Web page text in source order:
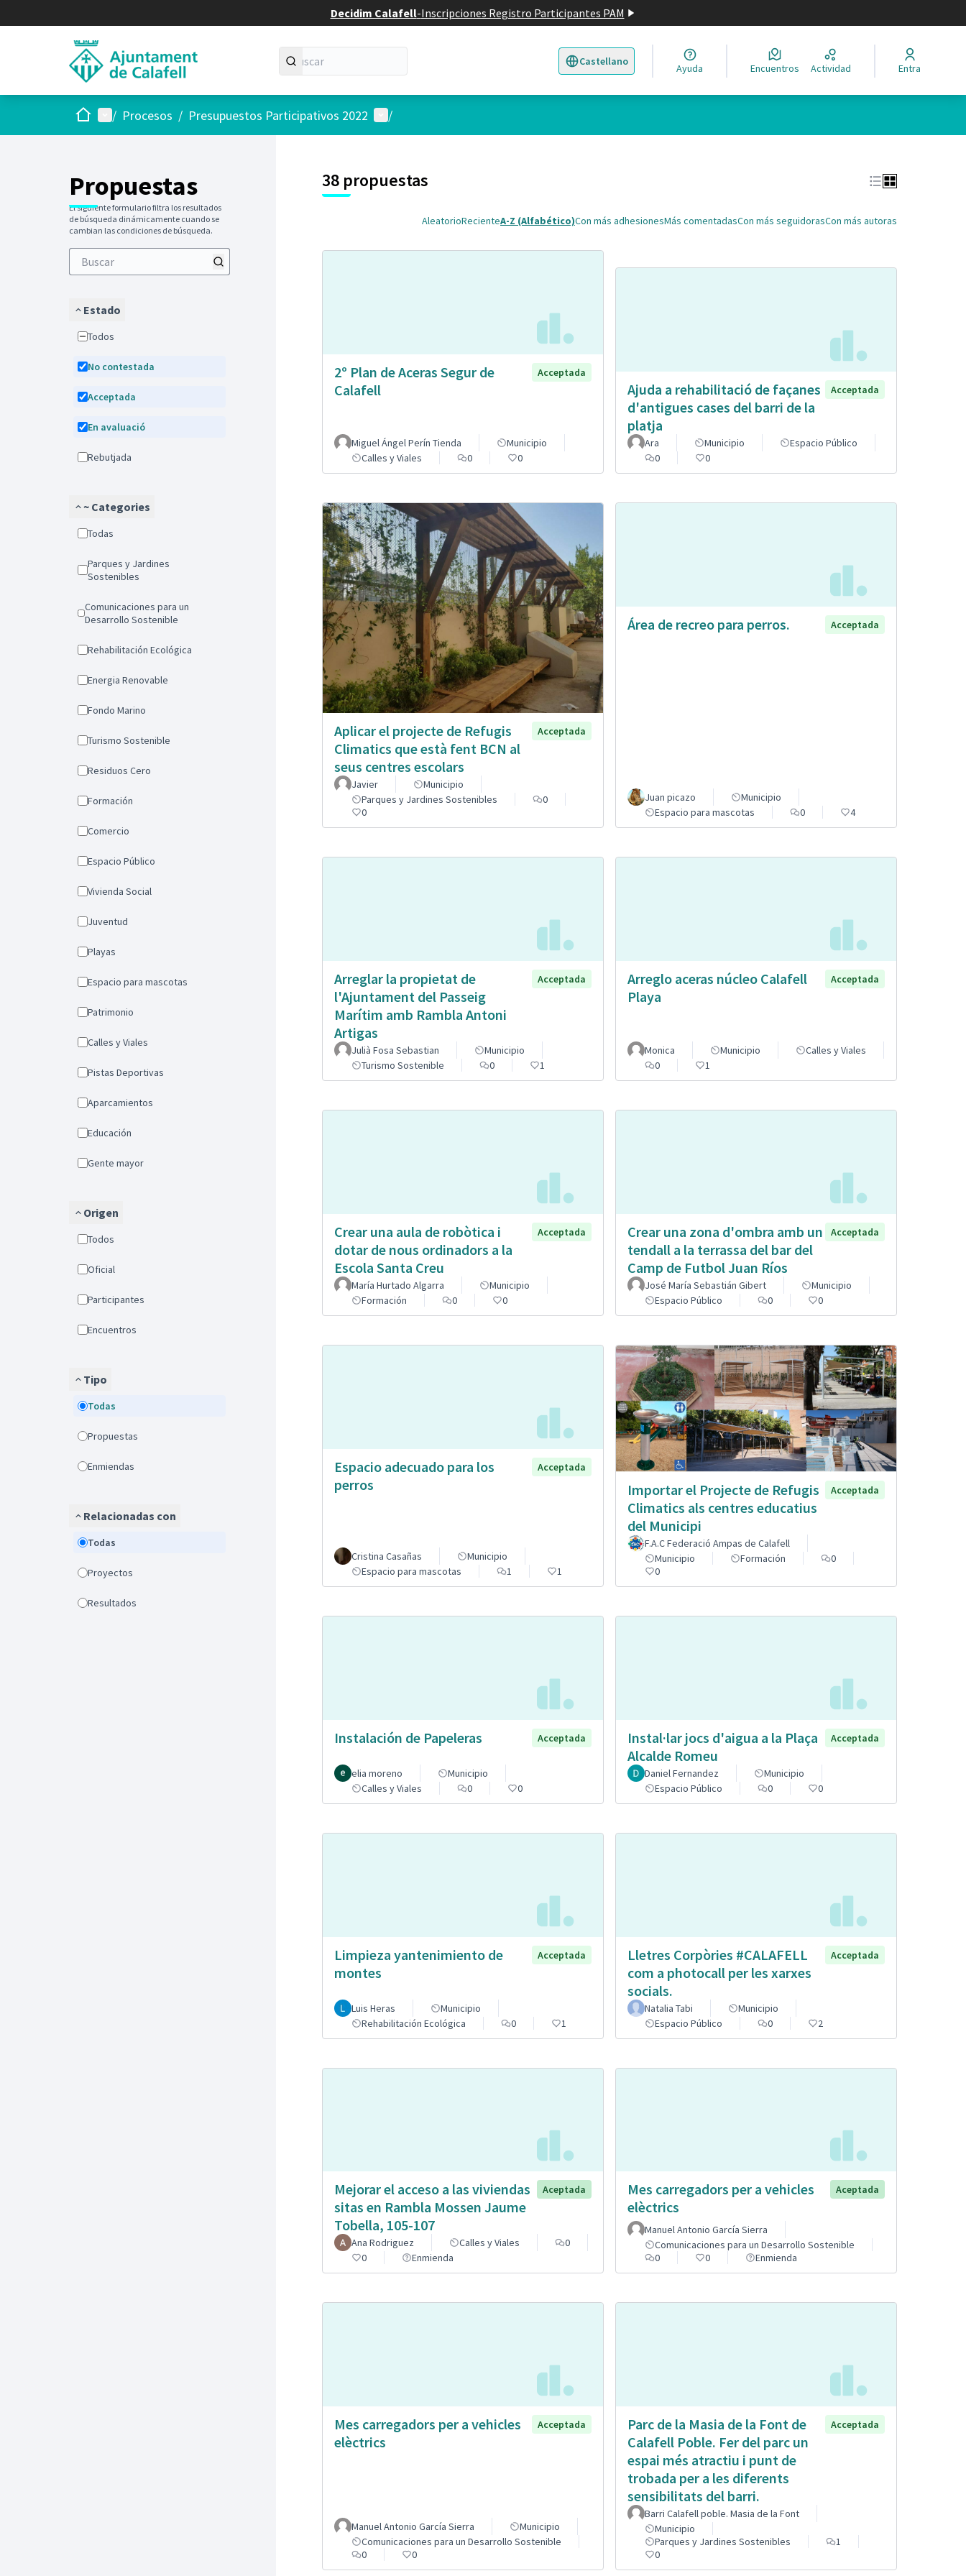
Decidim Calafell-Inscripciones Registro Participantes PAM
Castellano
Triar la llengua Elegir el idioma
Ayuda Encuentros Actividad Entra
InicioMenú principal
/ Procesos / Presupuestos Participativos 2022 Menú de usuario
/
Propuestas
El siguiente formulario filtra los resultados
de búsqueda dinámicamente cuando se
cambian las condiciones de búsqueda.
Estado
Todos
No contestada
Acceptada
En avaluació
Rebutjada
~ Categories
Todas
Parques y Jardines
Sostenibles
Comunicaciones para un
Desarrollo Sostenible
Rehabilitación Ecológica
Energia Renovable
Fondo Marino
Turismo Sostenible
Residuos Cero
Formación
Comercio
Espacio Público
Vivienda Social
Juventud
Playas
Espacio para mascotas
Patrimonio
Calles y Viales
Pistas Deportivas
Aparcamientos
Educación
Gente mayor
Origen
Todos
Oficial
Participantes
Encuentros
Tipo
Todas
Propuestas
Enmiendas
Relacionadas con
Todas
Proyectos
Resultados
38 propuestas
AleatorioRecienteA-Z (Alfabético)Con más adhesionesMás comentadasCon más seguidorasCon más autoras
2º Plan de Aceras Segur de
Calafell
Acceptada
Miguel Ángel Perín Tienda
Municipio
Calles y Viales
0 0
Ajuda a rehabilitació de façanes
d'antigues cases del barri de la
platja
Acceptada
Ara Municipio
Espacio Público
0
0
Aplicar el projecte de Refugis
Climatics que està fent BCN al
seus centres escolars
Acceptada
Javier
Municipio
Parques y Jardines Sostenibles
0
0
Área de recreo para perros. Acceptada
Juan picazo
Municipio
Espacio para mascotas
0 4
Arreglar la propietat de
l'Ajuntament del Passeig
Marítim amb Rambla Antoni
Artigas
Acceptada
Julià Fosa Sebastian
Municipio
Turismo Sostenible
0 1
Arreglo aceras núcleo Calafell
Playa
Acceptada
Monica Municipio
Calles y Viales
0
1
Crear una aula de robòtica i
dotar de nous ordinadors a la
Escola Santa Creu
Acceptada
María Hurtado Algarra
Municipio
Formación
0 0
Crear una zona d'ombra amb un
tendall a la terrassa del bar del
Camp de Futbol Juan Ríos
Acceptada
José María Sebastián Gibert
Municipio
Espacio Público
0 0
Espacio adecuado para los
perros
Acceptada
Cristina Casañas
Municipio
Espacio para mascotas
1 1
Importar el Projecte de Refugis
Climatics als centres educatius
del Municipi
Acceptada
F.A.C Federació Ampas de Calafell
Municipio
Formación
0
0
Instalación de Papeleras Acceptada
elia moreno
Municipio
Calles y Viales
0 0
Instal·lar jocs d'aigua a la Plaça
Alcalde Romeu
Acceptada
Daniel Fernandez
Municipio
Espacio Público
0 0
Limpieza yantenimiento de
montes
Acceptada
Luis Heras
Municipio
Rehabilitación Ecológica
0 1
Lletres Corpòries #CALAFELL
com a photocall per les xarxes
socials.
Acceptada
Natalia Tabi
Municipio
Espacio Público
0 2
Mejorar el acceso a las viviendas
sitas en Rambla Mossen Jaume
Tobella, 105-107
Aceptada
Ana Rodriguez Calles y Viales
0
0
Enmienda
Mes carregadors per a vehicles
elèctrics
Aceptada
Manuel Antonio García Sierra
Comunicaciones para un Desarrollo Sostenible
0
0 Enmienda
Mes carregadors per a vehicles
elèctrics
Acceptada
Manuel Antonio García Sierra
Municipio
Comunicaciones para un Desarrollo Sostenible
0
0
Parc de la Masia de la Font de
Calafell Poble. Fer del parc un
espai més atractiu i punt de
trobada per a les diferents
sensibilitats del barri.
Acceptada
Barri Calafell poble. Masia de la Font
Municipio
Parques y Jardines Sostenibles
1
0